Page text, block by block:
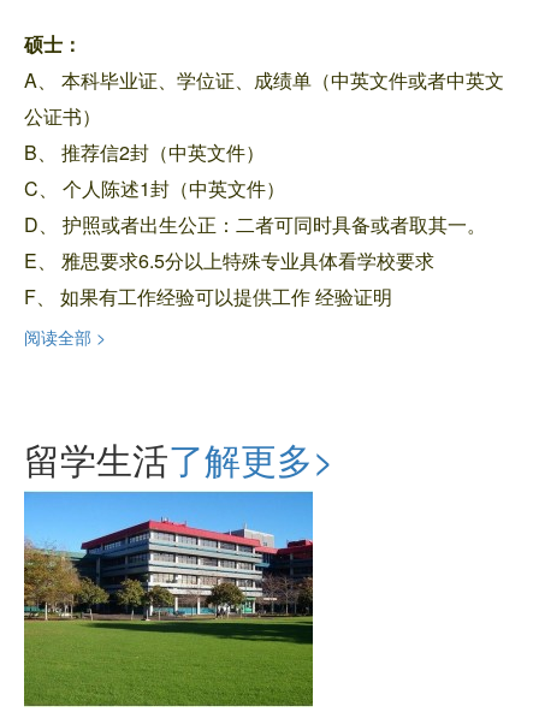
硕士：
A、 本科毕业证、学位证、成绩单（中英文件或者中英文
公证书）
B、 推荐信2封（中英文件）
C、 个人陈述1封（中英文件）
D、 护照或者出生公正：二者可同时具备或者取其一。
E、 雅思要求6.5分以上特殊专业具体看学校要求
F、 如果有工作经验可以提供工作 经验证明
阅读全部 >
留学生活了解更多>